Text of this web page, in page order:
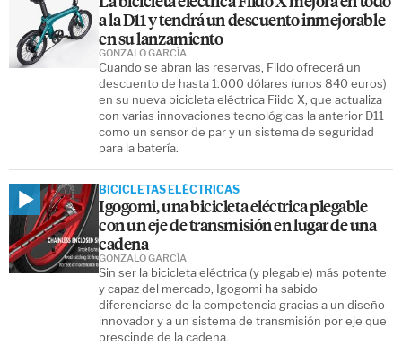
a la D11 y tendrá un descuento inmejorable
en su lanzamiento
Cuando se abran las reservas, Fiido ofrecerá un
descuento de hasta 1.000 dólares (unos 840 euros)
en su nueva bicicleta eléctrica Fiido X, que actualiza
con varias innovaciones tecnológicas la anterior D11
como un sensor de par y un sistema de seguridad
para la batería.
GONZALO GARCÍA
BICICLETAS ELÉCTRICAS
Igogomi, una bicicleta eléctrica plegable
con un eje de transmisión en lugar de una
cadena
Sin ser la bicicleta eléctrica (y plegable) más potente
y capaz del mercado, Igogomi ha sabido
diferenciarse de la competencia gracias a un diseño
innovador y a un sistema de transmisión por eje que
prescinde de la cadena.
GONZALO GARCÍA